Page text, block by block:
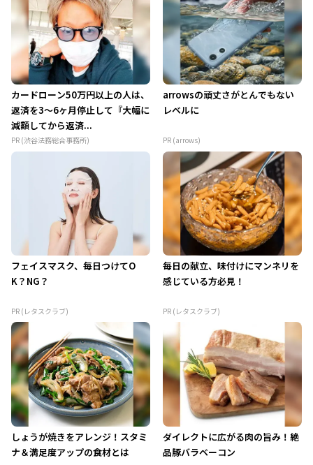
カードローン50万円以上の人は、
返済を3～6ヶ月停止して『大幅に
減額してから返済...
PR (渋谷法務総合事務所)
arrowsの頑丈さがとんでもない
レベルに
PR (arrows)
フェイスマスク、毎日つけてO
K？NG？
PR (レタスクラブ)
毎日の献立、味付けにマンネリを
感じている方必見！
PR (レタスクラブ)
しょうが焼きをアレンジ！スタミ
ナ＆満足度アップの食材とは
ダイレクトに広がる肉の旨み！絶
品豚バラベーコン